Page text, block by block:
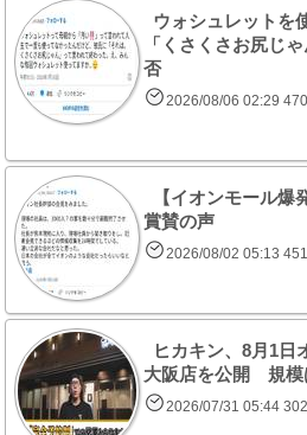
ウォシュレット
「くさくさお尻じ
否
2026/08/06 02:29
【イオンモール爆
賞賛の声
2026/08/02 05:13
ヒカキン、8月1日
大阪店を公開 規模
2026/07/31 05:44